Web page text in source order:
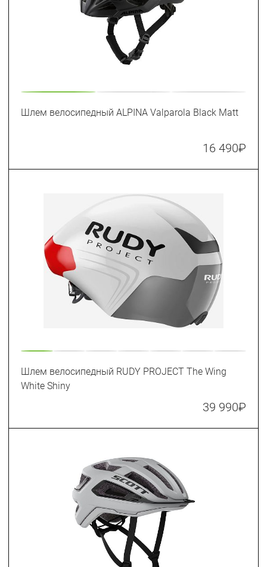
Шлем велосипедный ALPINA Valparola Black Matt
16 490₽
Шлем велосипедный RUDY PROJECT The Wing
White Shiny
39 990₽